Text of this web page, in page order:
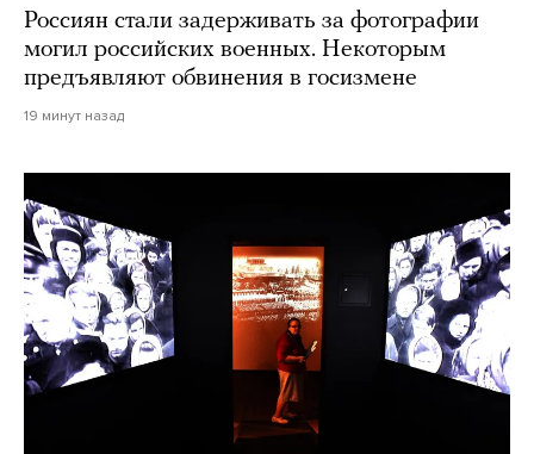
Россиян стали задерживать за фотографии
могил российских военных. Некоторым
предъявляют обвинения в госизмене
19 минут назад